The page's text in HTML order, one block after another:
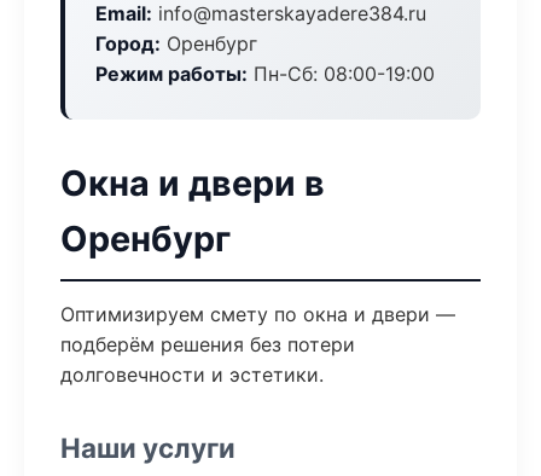
Email: info@masterskayadere384.ru
Город: Оренбург
Режим работы: Пн-Сб: 08:00-19:00
Окна и двери в
Оренбург
Оптимизируем смету по окна и двери —
подберём решения без потери
долговечности и эстетики.
Наши услуги